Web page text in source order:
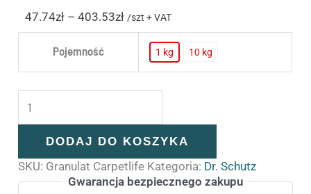
47.74zł – 403.53zł /szt + VAT
Pojemność 1 kg1 kg 10 kg10 kg
DODAJ DO KOSZYKA
SKU: Granulat Carpetlife Kategoria: Dr. Schutz
Gwarancja bezpiecznego zakupu